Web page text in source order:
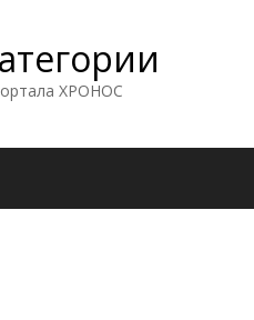
ХРОНОС